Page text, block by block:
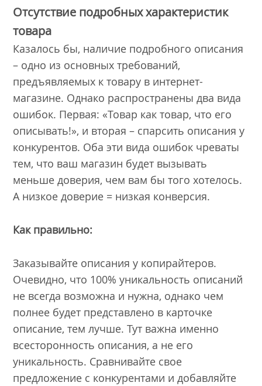
Отсутствие подробных характеристик
товара
Казалось бы, наличие подробного описания
– одно из основных требований,
предъявляемых к товару в интернет-
магазине. Однако распространены два вида
ошибок. Первая: «Товар как товар, что его
описывать!», и вторая – спарсить описания у
конкурентов. Оба эти вида ошибок чреваты
тем, что ваш магазин будет вызывать
меньше доверия, чем вам бы того хотелось.
А низкое доверие = низкая конверсия.
Как правильно:
Заказывайте описания у копирайтеров.
Очевидно, что 100% уникальность описаний
не всегда возможна и нужна, однако чем
полнее будет представлено в карточке
описание, тем лучше. Тут важна именно
всесторонность описания, а не его
уникальность. Сравнивайте свое
предложение с конкурентами и добавляйте